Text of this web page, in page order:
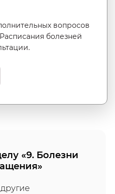
вопросов
болезней
«9. Болезни